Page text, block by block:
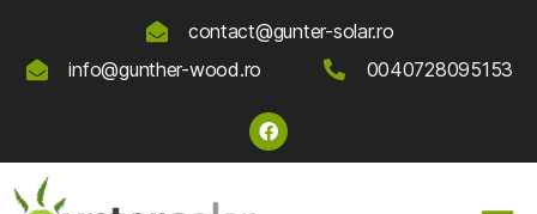
contact@gunter-solar.ro
info@gunther-wood.ro
0040728095153